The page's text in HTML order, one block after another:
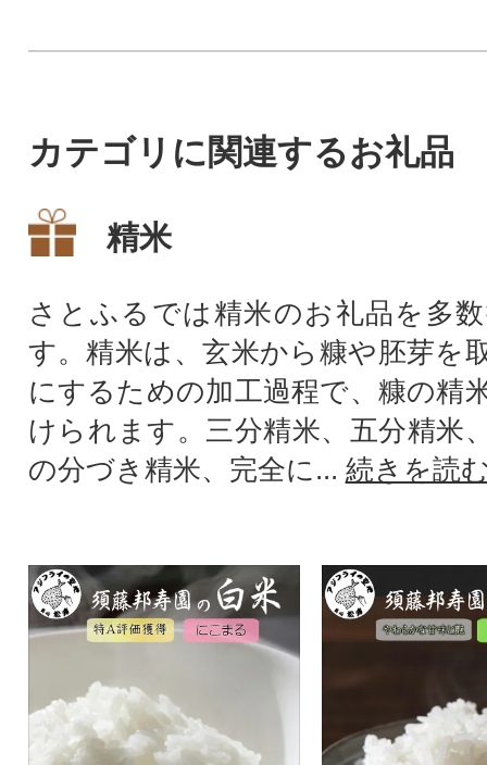
カテゴリに関連するお礼品
精米
さとふるでは精米のお礼品を多
す。精米は、玄米から糠や胚芽を
にするための加工過程で、糠の精
けられます。三分精米、五分精米
の分づき精米、完全に... 続きを読